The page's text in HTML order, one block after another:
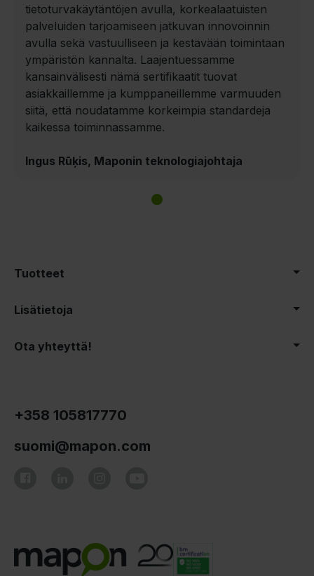
tietoturvakäytäntöjen avulla, korkealaatuisten
palveluiden tarjoamiseen jatkuvan innovoinnin
avulla sekä vastuulliseen ja kestävään toimintaan
ympäristön kannalta. Laajentuessamme
kansainvälisesti nämä sertifikaatit tuovat
asiakkaillemme ja kumppaneillemme varmuuden
siitä, että noudatamme korkeimpia standardeja
kaikessa toiminnassamme.
Ingus Rūķis, Maponin teknologiajohtaja
Tuotteet
Lisätietoja
Ota yhteyttä!
+358 105817770
suomi@mapon.com